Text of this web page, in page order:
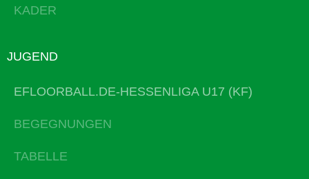
KADER
JUGEND
EFLOORBALL.DE-HESSENLIGA U17 (KF)
BEGEGNUNGEN
TABELLE